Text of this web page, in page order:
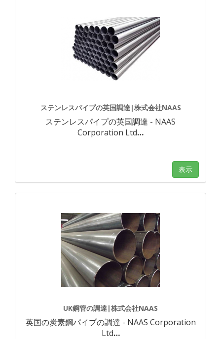
ステンレスパイプの英国調達|株式会社NAAS
ステンレスパイプの英国調達 - NAAS
Corporation Ltd…
表示
UK鋼管の調達|株式会社NAAS
英国の炭素鋼パイプの調達 - NAAS Corporation
Ltd…